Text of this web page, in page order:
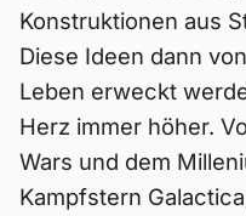
Konstruktionen aus
Diese Ideen dann
Leben erweckt
Herz immer höher.
Wars und dem
Kampfstern